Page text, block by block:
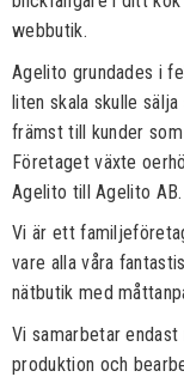
webbutik.
Agelito grundades i
liten skala skulle
främst till kunder
Företaget växte
Agelito till Agelito AB.
Vi är ett
vare alla våra
nätbutik med
Vi samarbetar
produktion och